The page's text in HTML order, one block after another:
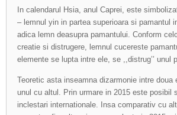
In calendarul Hsia, anul Caprei, este
– lemnul yin in partea superioara si pamantul
adica lemn deasupra pamantului. Conform
creatie si distrugere, lemnul cucereste
elemente se lupta intre ele, se ,,distrug’’ unul
Teoretic asta inseamna dizarmonie intre doua
unul cu altul. Prin urmare in 2015 este posibil
inclestari internationale. Insa comparativ cu